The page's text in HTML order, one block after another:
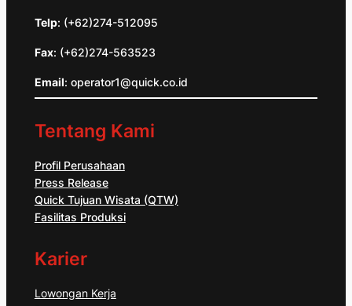
Telp: (+62)274-512095
Fax: (+62)274-563523
Email: operator1@quick.co.id
Tentang Kami
Profil Perusahaan
Press Release
Quick Tujuan Wisata (QTW)
Fasilitas Produksi
Karier
Lowongan Kerja